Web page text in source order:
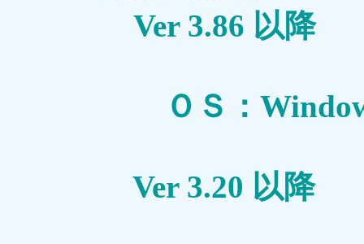
Ver
ＯＳ：
Ver